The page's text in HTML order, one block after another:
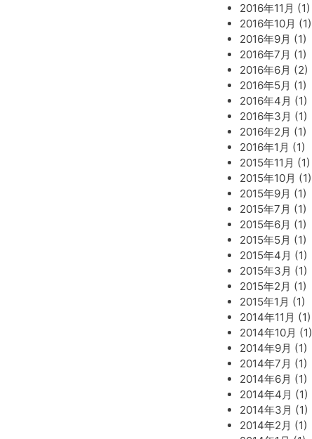
2016年11月 (1)
2016年10月 (1)
2016年9月 (1)
2016年7月 (1)
2016年6月 (2)
2016年5月 (1)
2016年4月 (1)
2016年3月 (1)
2016年2月 (1)
2016年1月 (1)
2015年11月 (1)
2015年10月 (1)
2015年9月 (1)
2015年7月 (1)
2015年6月 (1)
2015年5月 (1)
2015年4月 (1)
2015年3月 (1)
2015年2月 (1)
2015年1月 (1)
2014年11月 (1)
2014年10月 (1)
2014年9月 (1)
2014年7月 (1)
2014年6月 (1)
2014年4月 (1)
2014年3月 (1)
2014年2月 (1)